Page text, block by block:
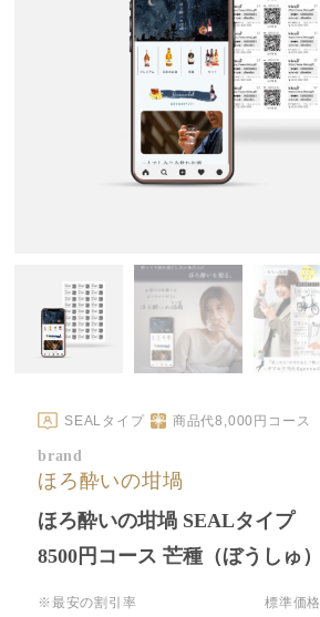
SEALタイプ 商品代8,000 円コース
brand
ほろ酔いの坩堝
ほろ酔いの坩堝 SEALタイプ
8500円コース 芒種（ぼうしゅ）
※最安の割引率 標準価格